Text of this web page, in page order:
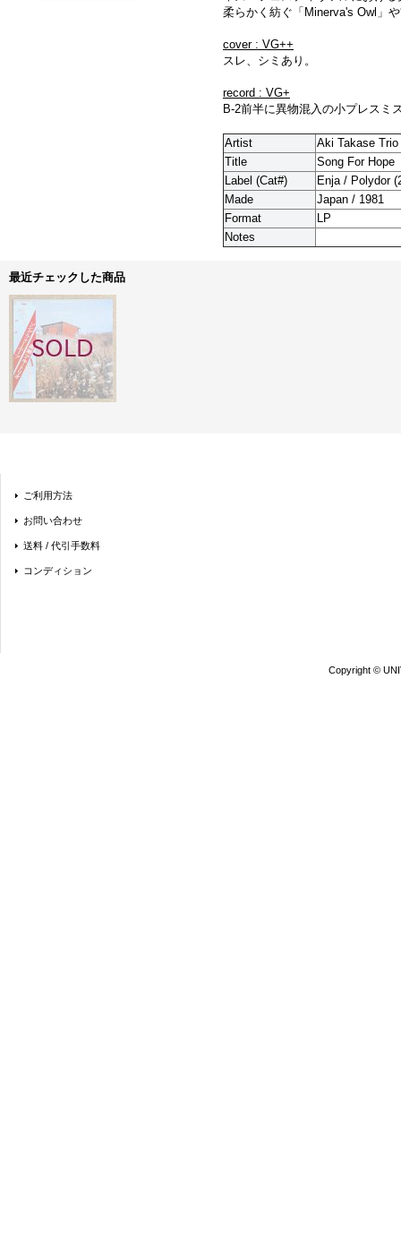
柔らかく紡ぐ「Minerva's Owl」
cover : VG++
スレ、シミあり。
record : VG+
B-2前半に異物混入の小プレスミ
Artist
Aki Takase Trio
Title
Song For Hope
Label (Cat#)
Enja / Polydor (
Made
Japan / 1981
Format
LP
Notes
最近チェックした商品
ご利用方法
お問い合わせ
送料 / 代引手数料
コンディション
Copyright ©